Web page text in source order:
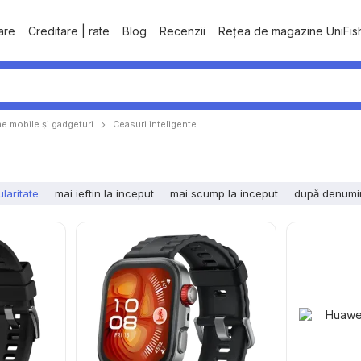
Creditare | rate Blog Recenzii Rețea de magazine
mobile şi gadgeturi Ceasuri inteligente
mai ieftin la inceput mai scump la inceput după